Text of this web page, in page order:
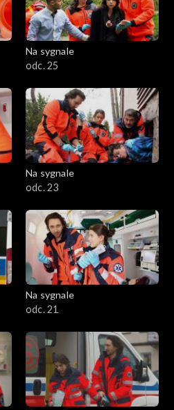
Na sygnale
odc. 25
Na sygnale
odc. 23
Na sygnale
odc. 21